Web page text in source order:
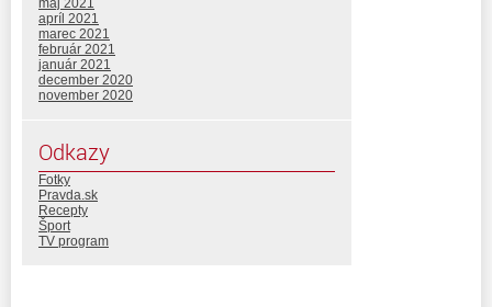
máj 2021
apríl 2021
marec 2021
február 2021
január 2021
december 2020
november 2020
Odkazy
Fotky
Pravda.sk
Recepty
Šport
TV program